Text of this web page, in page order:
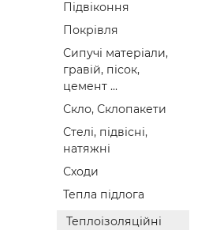
Підвіконня
Покрівля
Сипучі матеріали,
гравій, пісок,
цемент ...
Скло, Склопакети
Стелі, підвісні,
натяжні
Сходи
Тепла підлога
Теплоізоляційні